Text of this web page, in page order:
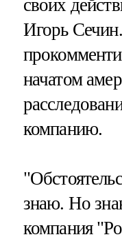
своих
Игорь
начатом
компанию.
знаю. Но
компания